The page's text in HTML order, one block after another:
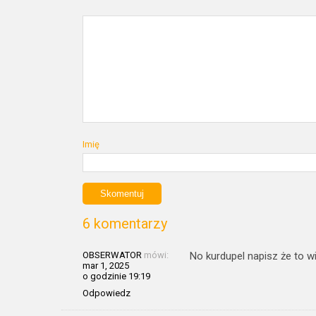
Imię
6 komentarzy
OBSERWATOR mówi:
mar 1, 2025
o godzinie 19:19
Odpowiedz
No kurdupel napisz że to